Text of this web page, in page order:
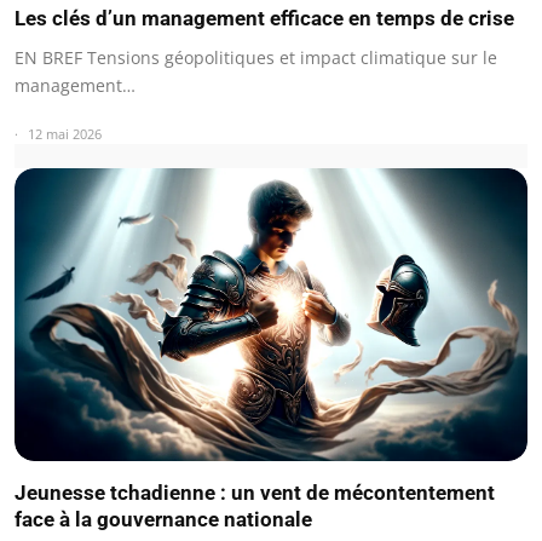
Les clés d’un management efficace en temps de crise
EN BREF Tensions géopolitiques et impact climatique sur le
management…
12 mai 2026
Jeunesse tchadienne : un vent de mécontentement
face à la gouvernance nationale